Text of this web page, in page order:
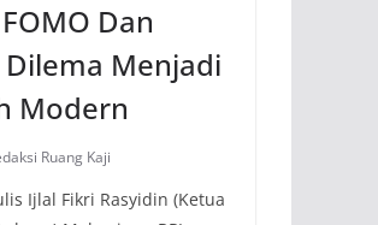
Dan
Dilema Menjadi
Modern
Ruang Kaji
Ijlal Fikri Rasyidin (Ketua